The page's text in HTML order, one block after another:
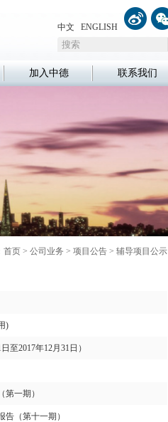
中文 ENGLISH
加入中德 联系我们
首页 > 公司业务 > 项目公告 > 辅导项目公示
)
至2017年12月31日）
一期）
（第十一期）